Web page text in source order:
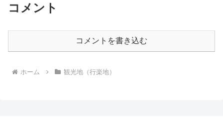
コメント
コメントを書き込む
ホーム 観光地（行楽地）